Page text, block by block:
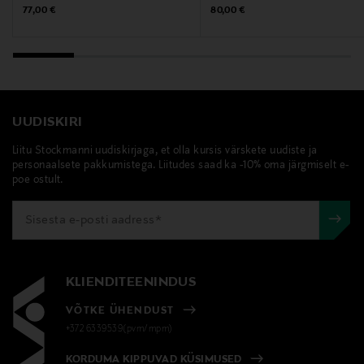
Märksõnad
nahahooldus
Original Price
77,00 €
Original Price
80,00 €
UUDISKIRI
Liitu Stockmanni uudiskirjaga, et olla kursis värskete uudiste ja
personaalsete pakkumistega. Liitudes saad ka -10% oma järgmiselt e-
poe ostult.
KLIENDITEENINDUS
VÕTKE ÜHENDUST
+372 6339539(pvm/mpm)
KORDUMA KIPPUVAD KÜSIMUSED